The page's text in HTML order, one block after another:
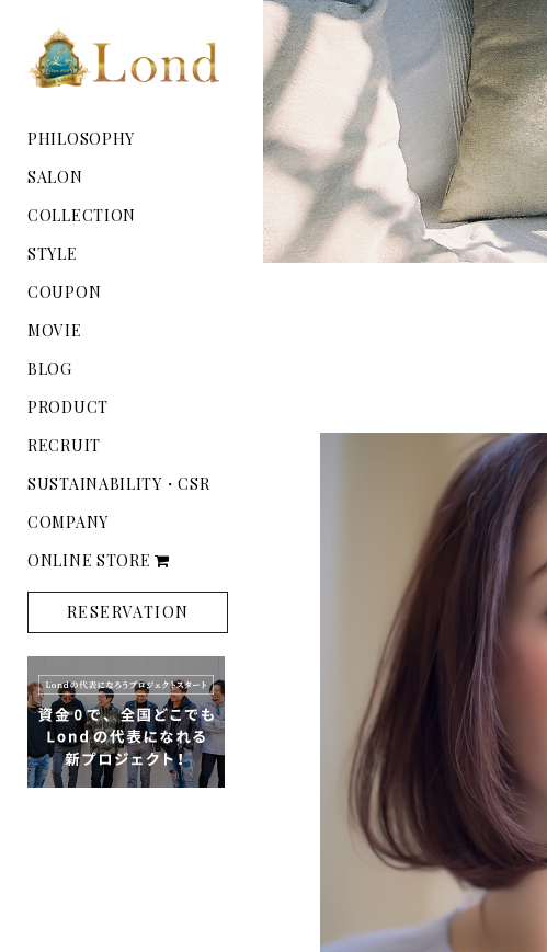
PHILOSOPHY
SALON
COLLECTION
STYLE
COUPON
MOVIE
BLOG
PRODUCT
RECRUIT
SUSTAINABILITY・CSR
COMPANY
ONLINE STORE
RESERVATION